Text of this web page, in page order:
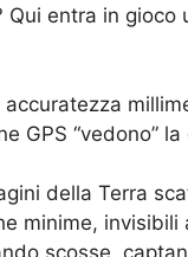
entra in gioco
accuratezza
GPS “vedono”
della Terra
minime, invisibili